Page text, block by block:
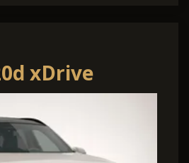
xDrive